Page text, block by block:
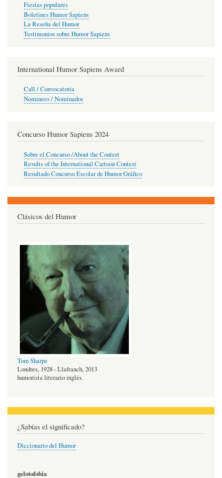
Fiestas populares
Boletines Humor Sapiens
La Reseña del Humor
Testimonios sobre Humor Sapiens
International Humor Sapiens Award
Call / Convocatoria
Nominees / Nominados
Concurso Humor Sapiens 2024
Sobre el Concurso /About the Contest
Results of the International Cartoon Contest
Resultado Concurso Escolar de Humor Gráfico
Clásicos del Humor
Tom Sharpe
Londres, 1928 - Llafranch, 2013
humorista literario inglés.
¿Sabías el significado?
Diccionario del Humor
gelotofobia